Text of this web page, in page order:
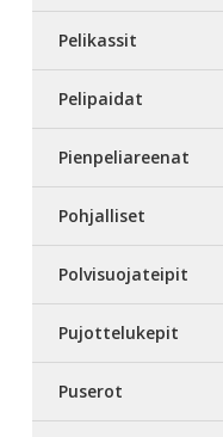
Pelikassit
Pelipaidat
Pienpeliareenat
Pohjalliset
Polvisuojateipit
Pujottelukepit
Puserot